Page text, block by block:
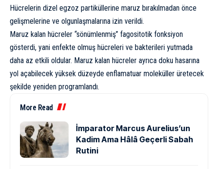
Hücrelerin dizel egzoz partiküllerine maruz bırakılmadan önce
gelişmelerine ve olgunlaşmalarına izin verildi.
Maruz kalan hücreler “sönümlenmiş” fagositotik fonksiyon
gösterdi, yani enfekte olmuş hücreleri ve bakterileri yutmada
daha az etkili oldular. Maruz kalan hücreler ayrıca doku hasarına
yol açabilecek yüksek düzeyde enflamatuar moleküller üretecek
şekilde yeniden programlandı.
More Read
İmparator Marcus Aurelius’un
Kadim Ama Hâlâ Geçerli Sabah
Rutini